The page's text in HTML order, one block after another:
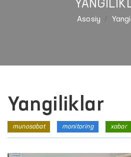
Asosiy
Yangiliklar
munosabat monitoring xabar